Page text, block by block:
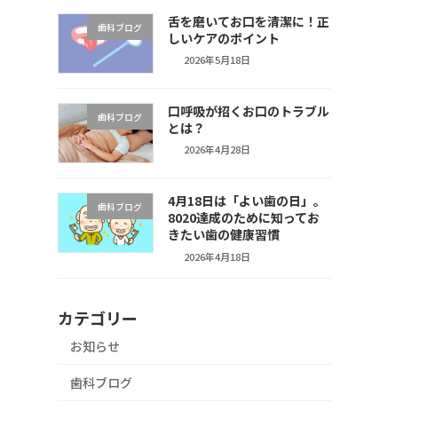
歯科ブログ
舌を磨いてお口を清潔に！正
しいケアのポイント
2026年5月18日
歯科ブログ
口呼吸が招くお口のトラブル
とは？
2026年4月28日
歯科ブログ
4月18日は「よい歯の日」。
8020達成のために知ってお
きたい歯の健康習慣
2026年4月18日
カテゴリー
お知らせ
歯科ブログ